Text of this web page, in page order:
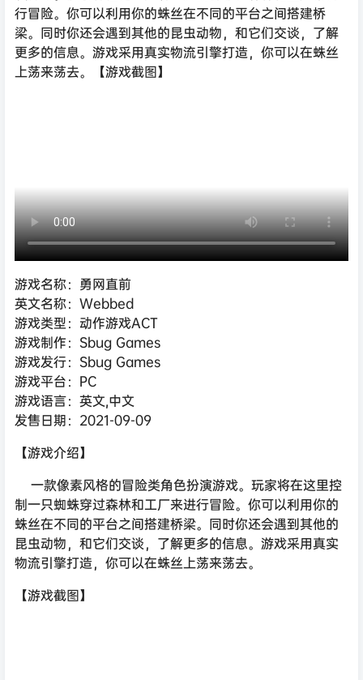
行冒险。你可以利用你的蛛丝在不同的平台之间搭建桥
梁。同时你还会遇到其他的昆虫动物，和它们交谈，了解
更多的信息。游戏采用真实物流引擎打造，你可以在蛛丝
上荡来荡去。【游戏截图】
游戏名称：勇网直前
英文名称：Webbed
游戏类型：动作游戏ACT
游戏制作：Sbug Games
游戏发行：Sbug Games
游戏平台：PC
游戏语言：英文,中文
发售日期：2021-09-09
【游戏介绍】
一款像素风格的冒险类角色扮演游戏。玩家将在这里控
制一只蜘蛛穿过森林和工厂来进行冒险。你可以利用你的
蛛丝在不同的平台之间搭建桥梁。同时你还会遇到其他的
昆虫动物，和它们交谈，了解更多的信息。游戏采用真实
物流引擎打造，你可以在蛛丝上荡来荡去。
【游戏截图】